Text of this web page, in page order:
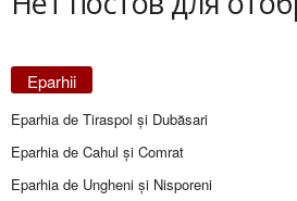
Eparhii
Eparhia de Tiraspol și Dubăsari
Eparhia de Cahul și Comrat
Eparhia de Ungheni și Nisporeni